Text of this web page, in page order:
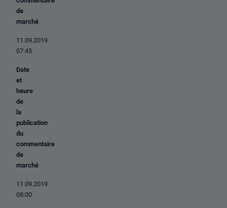
de
marché
11.09.2019
07:45
Date
et
heure
de
la
publication
du
commentaire
de
marché
11.09.2019
08:00